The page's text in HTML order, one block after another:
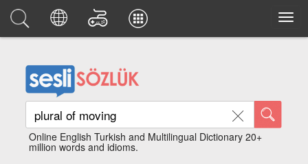
Online English Turkish and Multilingual Dictionary 20+
million words and idioms.